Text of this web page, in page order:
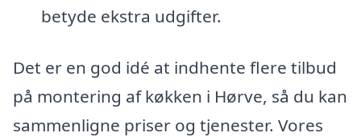
betyde ekstra udgifter.
Det er en god idé at indhente flere tilbud
på montering af køkken i Hørve, så du kan
sammenligne priser og tjenester. Vores